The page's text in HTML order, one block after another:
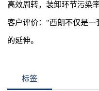
高效周转，装卸环节污染
客户评价："西朗不仅是一
的延伸。
标签